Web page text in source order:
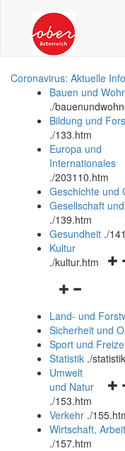
Coronavirus: Aktuelle
Bauen und
./
Bildung und
./133.htm
Europa und
Internationales
./203110.htm
Geschichte und
Gesellschaft
./139.htm
Gesundheit ./
Kultur
./kultur.htm
und
schließen
Land- und
Sicherheit und
Sport und
Statistik ./
und
Umwelt
und Natur
./153.htm
Verkehr ./
Wirtschaft,
./157.htm